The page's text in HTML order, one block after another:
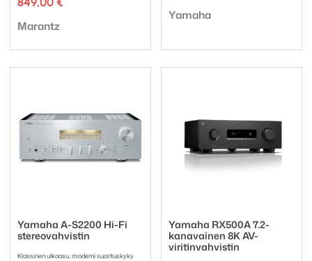
Tuotemerkki:
Marantz
Tuotemerkki:
Yamaha
Yamaha A-S2200 Hi-Fi
stereovahvistin
Klassinen ulkoasu, moderni suorituskyky
Yamaha RX500A 7.2-
kanavainen 8K AV-
viritinvahvistin